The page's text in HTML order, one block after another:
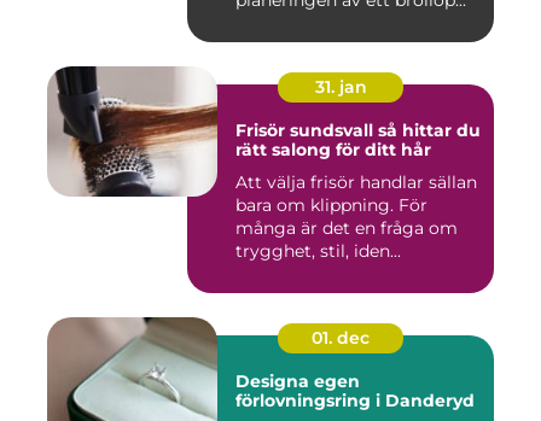
31. jan
Frisör sundsvall så hittar du
rätt salong för ditt hår
Att välja frisör handlar sällan
bara om klippning. För
många är det en fråga om
trygghet, stil, iden...
01. dec
Designa egen
förlovningsring i Danderyd